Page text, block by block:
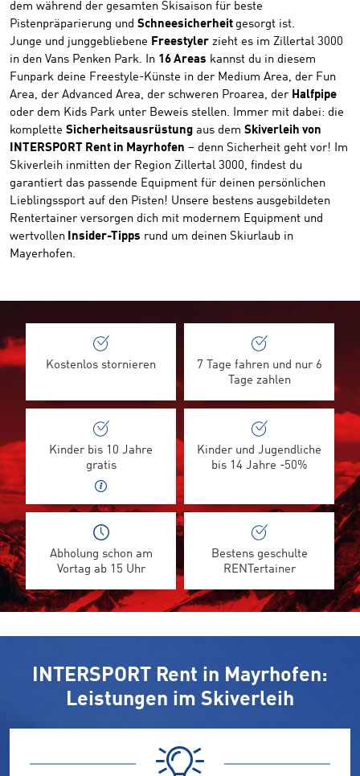
dem während der gesamten Skisaison für beste
Pistenpräparierung und Schneesicherheit gesorgt ist.
Junge und junggebliebene Freestyler zieht es im Zillertal 3000
in den Vans Penken Park. In 16 Areas kannst du in diesem
Funpark deine Freestyle-Künste in der Medium Area, der Fun
Area, der Advanced Area, der schweren Proarea, der Halfpipe
oder dem Kids Park unter Beweis stellen. Immer mit dabei: die
komplette Sicherheitsausrüstung aus dem Skiverleih von
INTERSPORT Rent in Mayrhofen – denn Sicherheit geht vor! Im
Skiverleih inmitten der Region Zillertal 3000, findest du
garantiert das passende Equipment für deinen persönlichen
Lieblingssport auf den Pisten! Unsere bestens ausgebildeten
Rentertainer versorgen dich mit modernem Equipment und
wertvollen Insider-Tipps rund um deinen Skiurlaub in
Mayerhofen.
Kostenlos stornieren
7 Tage fahren und nur 6
Tage zahlen
Kinder bis 10 Jahre
gratis
Kinder und Jugendliche
bis 14 Jahre -50%
Abholung schon am
Vortag ab 15 Uhr
Bestens geschulte
RENTertainer
INTERSPORT Rent in Mayrhofen:
Leistungen im Skiverleih